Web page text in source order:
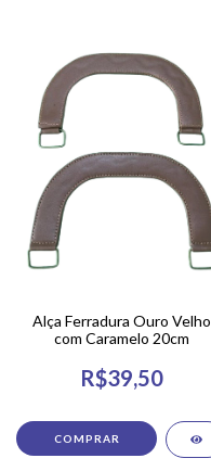
Alça Ferradura Ouro Velho
com Caramelo 20cm
R$39,50